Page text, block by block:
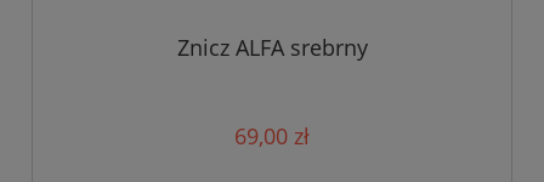
Znicz ALFA srebrny
69,00 zł